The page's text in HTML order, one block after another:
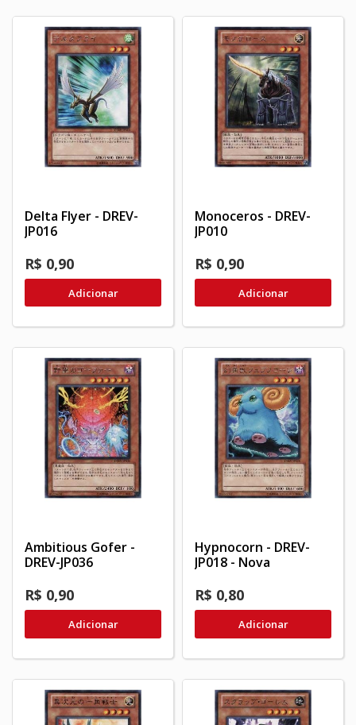
Delta Flyer - DREV-
JP016
R$ 0,90
Adicionar
Monoceros - DREV-
JP010
R$ 0,90
Adicionar
Ambitious Gofer -
DREV-JP036
R$ 0,90
Adicionar
Hypnocorn - DREV-
JP018 - Nova
R$ 0,80
Adicionar